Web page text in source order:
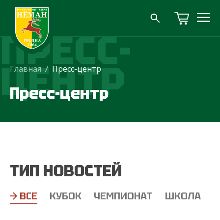
ПРЕСС-
ЦЕНТР
Главная / Пресс-центр
Пресс-центр
ТИП НОВОСТЕЙ
ВСЕ КУБОК ЧЕМПИОНАТ ШКОЛА